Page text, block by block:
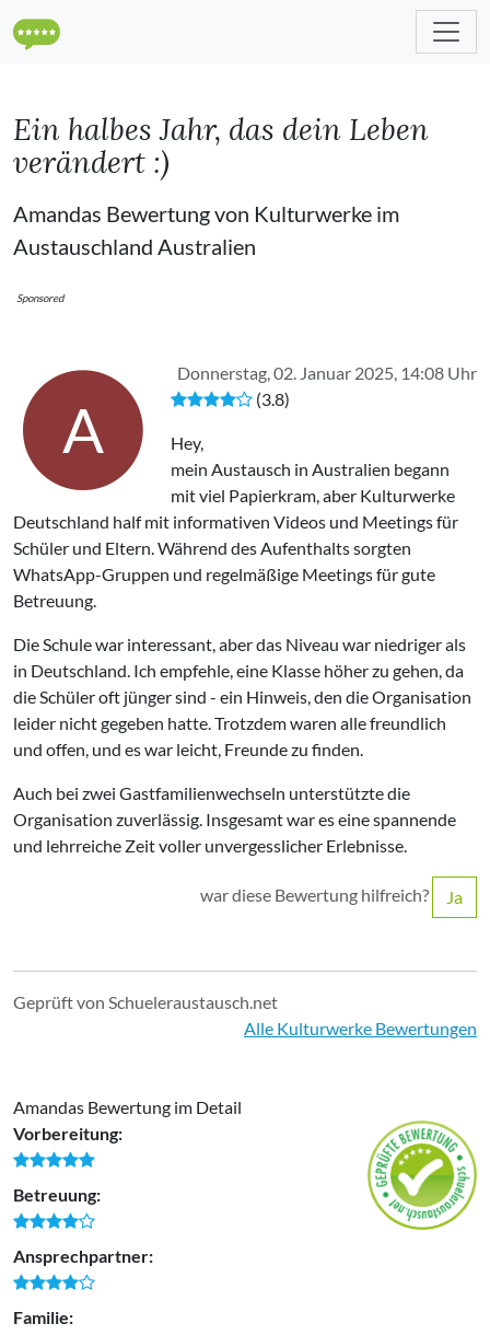
Ein halbes Jahr, das dein Leben
verändert :)
Amandas Bewertung von Kulturwerke im
Austauschland Australien
Sponsored
A
Donnerstag, 02. Januar 2025, 14:08 Uhr
(3.8)
Hey,
mein Austausch in Australien begann
mit viel Papierkram, aber Kulturwerke
Deutschland half mit informativen Videos und Meetings für
Schüler und Eltern. Während des Aufenthalts sorgten
WhatsApp-Gruppen und regelmäßige Meetings für gute
Betreuung.
Die Schule war interessant, aber das Niveau war niedriger als
in Deutschland. Ich empfehle, eine Klasse höher zu gehen, da
die Schüler oft jünger sind - ein Hinweis, den die Organisation
leider nicht gegeben hatte. Trotzdem waren alle freundlich
und offen, und es war leicht, Freunde zu finden.
Auch bei zwei Gastfamilienwechseln unterstützte die
Organisation zuverlässig. Insgesamt war es eine spannende
und lehrreiche Zeit voller unvergesslicher Erlebnisse.
war diese Bewertung hilfreich? Ja
Geprüft von Schueleraustausch.net
Alle Kulturwerke Bewertungen
Amandas Bewertung im Detail
Vorbereitung:
Betreuung:
Ansprechpartner:
Familie: